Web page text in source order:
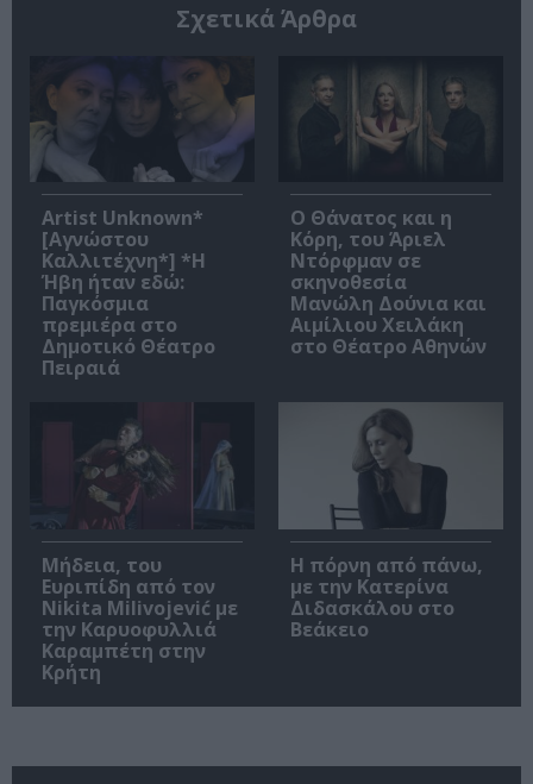
Σχετικά Άρθρα
Artist Unknown*
[Αγνώστου
Καλλιτέχνη*] *Η
Ήβη ήταν εδώ:
Παγκόσμια
πρεμιέρα στο
Δημοτικό Θέατρο
Πειραιά
Ο Θάνατος και η
Κόρη, του Άριελ
Ντόρφμαν σε
σκηνοθεσία
Μανώλη Δούνια και
Αιμίλιου Χειλάκη
στο Θέατρο Αθηνών
Μήδεια, του
Ευριπίδη από τον
Nikita Milivojević με
την Καρυοφυλλιά
Καραμπέτη στην
Κρήτη
Η πόρνη από πάνω,
με την Κατερίνα
Διδασκάλου στο
Βεάκειο